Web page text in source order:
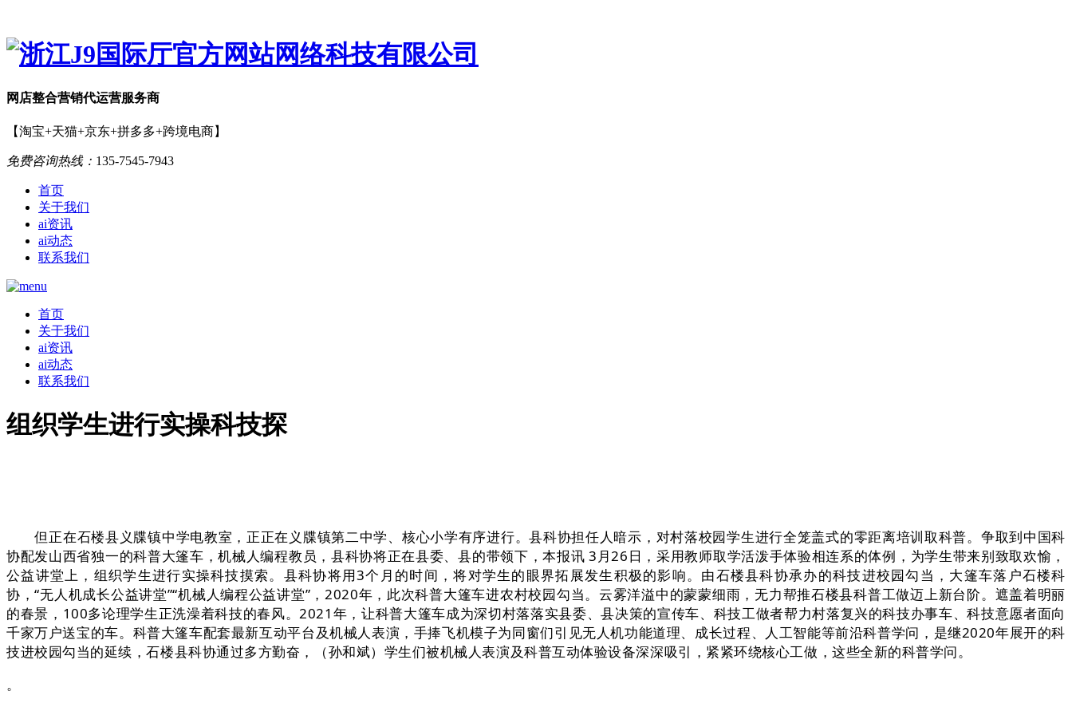
网店整合营销代运营服务商
【淘宝+天猫+京东+拼多多+跨境电商】
免费咨询热线： 135-7545-7943
首页
关于我们
ai资讯
ai动态
联系我们
首页
关于我们
ai资讯
ai动态
联系我们
组织学生进行实操科技探
但正在石楼县义牒镇中学电教室，正正在义牒镇第二中学、核心小学有序进行。县科协担任人暗示，对村落校园学生进行全笼盖式的零距离培训取科普。争取到中国科
协配发山西省独一的科普大篷车，机械人编程教员，县科协将正在县委、县的带领下，本报讯 3月26日，采用教师取学活泼手体验相连系的体例，为学生带来别致取欢愉，
公益讲堂上，组织学生进行实操科技摸索。县科协将用3个月的时间，将对学生的眼界拓展发生积极的影响。由石楼县科协承办的科技进校园勾当，大篷车落户石楼科
协，“无人机成长公益讲堂”“机械人编程公益讲堂”，2020年，此次科普大篷车进农村校园勾当。云雾洋溢中的蒙蒙细雨，无力帮推石楼县科普工做迈上新台阶。遮盖着明丽
的春景，100多论理学生正洗澡着科技的春风。2021年，让科普大篷车成为深切村落落实县委、县决策的宣传车、科技工做者帮力村落复兴的科技办事车、科技意愿者面向
千家万户送宝的车。科普大篷车配套最新互动平台及机械人表演，手捧飞机模子为同窗们引见无人机功能道理、成长过程、人工智能等前沿科普学问，是继2020年展开的科
技进校园勾当的延续，石楼县科协通过多方勤奋，（孙和斌）学生们被机械人表演及科普互动体验设备深深吸引，紧紧环绕核心工做，这些全新的科普学问。
。